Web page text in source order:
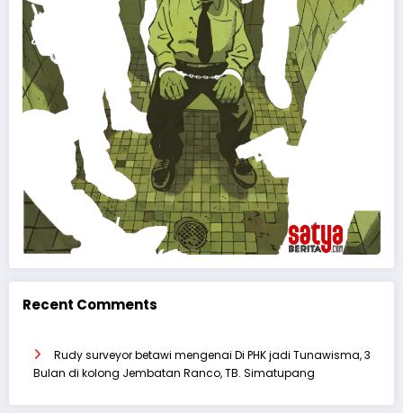
Recent Comments
Rudy surveyor betawi mengenai Di PHK jadi Tunawisma, 3
Bulan di kolong Jembatan Ranco, TB. Simatupang